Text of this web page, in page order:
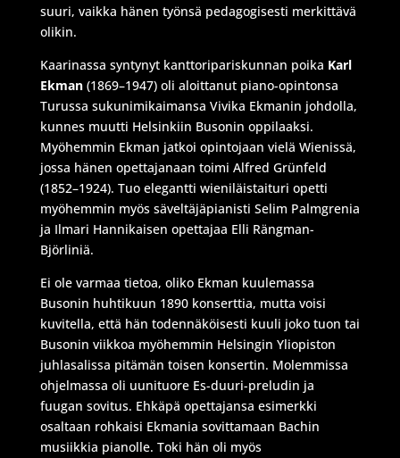
suuri, vaikka hänen työnsä pedagogisesti merkittävä
olikin.
Kaarinassa syntynyt kanttoripariskunnan poika Karl
Ekman (1869–1947) oli aloittanut piano-opintonsa
Turussa sukunimikaimansa Vivika Ekmanin johdolla,
kunnes muutti Helsinkiin Busonin oppilaaksi.
Myöhemmin Ekman jatkoi opintojaan vielä Wienissä,
jossa hänen opettajanaan toimi Alfred Grünfeld
(1852–1924). Tuo elegantti wieniläistaituri opetti
myöhemmin myös säveltäjäpianisti Selim Palmgrenia
ja Ilmari Hannikaisen opettajaa Elli Rängman-
Björliniä.
Ei ole varmaa tietoa, oliko Ekman kuulemassa
Busonin huhtikuun 1890 konserttia, mutta voisi
kuvitella, että hän todennäköisesti kuuli joko tuon tai
Busonin viikkoa myöhemmin Helsingin Yliopiston
juhlasalissa pitämän toisen konsertin. Molemmissa
ohjelmassa oli uunituore Es-duuri-preludin ja
fuugan sovitus. Ehkäpä opettajansa esimerkki
osaltaan rohkaisi Ekmania sovittamaan Bachin
musiikkia pianolle. Toki hän oli myös